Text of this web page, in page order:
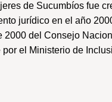
de Sucumbíos fue
jurídico en el año
2000 del Consejo
el Ministerio de